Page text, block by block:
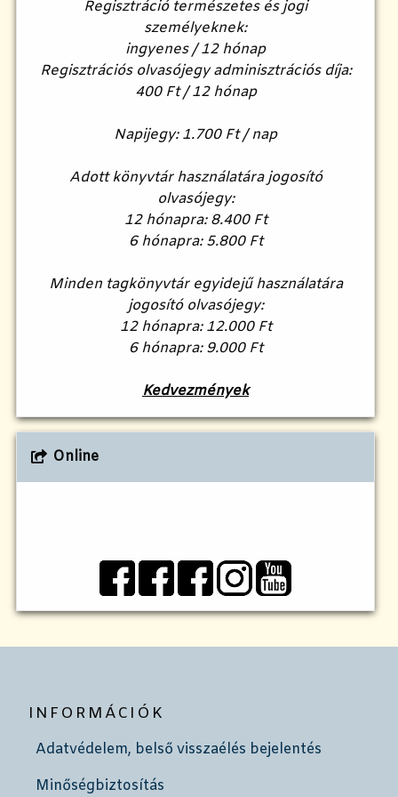
Regisztráció természetes és jogi
személyeknek:
ingyenes / 12 hónap
Regisztrációs olvasójegy adminisztrációs díja:
400 Ft / 12 hónap
Napijegy: 1.700 Ft / nap
Adott könyvtár használatára jogosító
olvasójegy:
12 hónapra: 8.400 Ft
6 hónapra: 5.800 Ft
Minden tagkönyvtár egyidejű használatára
jogosító olvasójegy:
12 hónapra: 12.000 Ft
6 hónapra: 9.000 Ft
Kedvezmények
Online
INFORMÁCIÓK
Adatvédelem, belső visszaélés bejelentés
Minőségbiztosítás